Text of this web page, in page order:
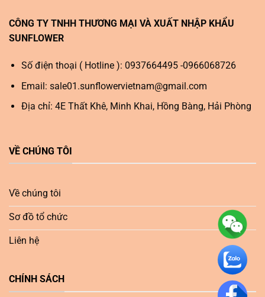
CÔNG TY TNHH THƯƠNG MẠI VÀ XUẤT NHẬP KHẨU
SUNFLOWER
Số điện thoại ( Hotline ): 0937664495 -0966068726
Email: sale01.sunflowervietnam@gmail.com
Địa chỉ: 4E Thất Khê, Minh Khai, Hồng Bàng, Hải Phòng
VỀ CHÚNG TÔI
Về chúng tôi
Sơ đồ tổ chức
Liên hệ
CHÍNH SÁCH